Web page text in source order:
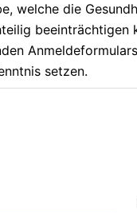
welche die
setzen.